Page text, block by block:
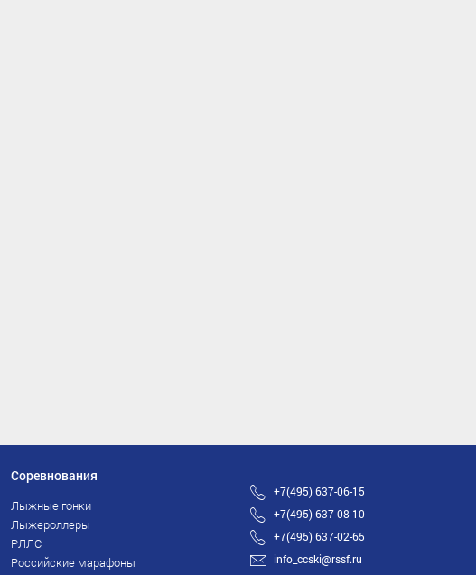
Соревнования
Лыжные гонки
Лыжероллеры
РЛЛС
Российские марафоны
+7(495) 637-06-15
+7(495) 637-08-10
+7(495) 637-02-65
info_ccski@rssf.ru